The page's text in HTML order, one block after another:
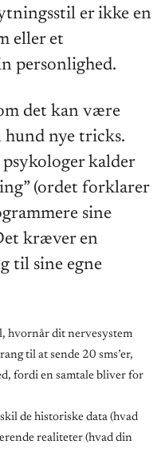
er ikke en
eller et
personlighed.
det kan være
nye tricks.
psykologer kalder
(ordet forklarer
sine
kræver en
til sine egne
hvornår dit nervesystem
til at sende 20 sms’er,
fordi en samtale bliver for
de historiske data (hvad
realiteter (hvad din